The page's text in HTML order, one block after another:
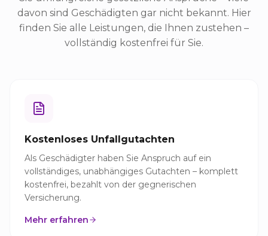
davon sind Geschädigten gar nicht bekannt. Hier
finden Sie alle Leistungen, die Ihnen zustehen –
vollständig kostenfrei für Sie.
Kostenloses Unfallgutachten
Als Geschädigter haben Sie Anspruch auf ein
vollständiges, unabhängiges Gutachten – komplett
kostenfrei, bezahlt von der gegnerischen
Versicherung.
Mehr erfahren